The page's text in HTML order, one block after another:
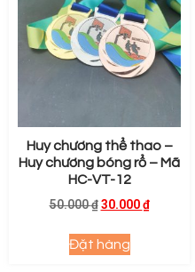
Huy chương thể thao –
Huy chương bóng rổ – Mã
HC-VT-12
50.000₫ 30.000₫
Đặt hàng